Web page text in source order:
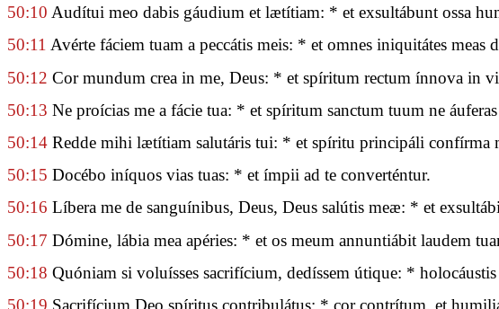
50:10 Audítui meo dabis gáudium et lætítiam: * et exsultábunt ossa
50:11 Avérte fáciem tuam a peccátis meis: * et omnes iniquitátes meas
50:12 Cor mundum crea in me, Deus: * et spíritum rectum ínnova in
50:13 Ne proícias me a fácie tua: * et spíritum sanctum tuum ne
50:14 Redde mihi lætítiam salutáris tui: * et spíritu principáli confírma
50:15 Docébo iníquos vias tuas: * et ímpii ad te converténtur.
50:16 Líbera me de sanguínibus, Deus, Deus salútis meæ: * et
50:17 Dómine, lábia mea apéries: * et os meum annuntiábit laudem
50:18 Quóniam si voluísses sacrifícium, dedíssem útique: * holocáustis
50:19 Sacrifícium Deo spíritus contribulátus: * cor contrítum, et